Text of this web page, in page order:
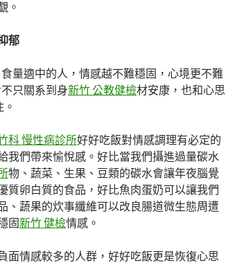
。
郁
量適中的人，情感越不難穩固，心境更不難
只關系到身新竹 公教健檢材安康，也和心思
科 慢性病診所好好吃飯對情感調理有必定的
我們帶來愉悅感。好比當我們攝進過量碳水
物、蔬菜、生果、豆類的碳水會讓年夜腦覺
質卵白質的食品，好比魚肉蛋奶可以讓我們
、蔬果的炊事纖維可以改良腸道微生態周遭
固新竹 健檢情感。
面情感較多的人群，好好吃飯更是恢復心思